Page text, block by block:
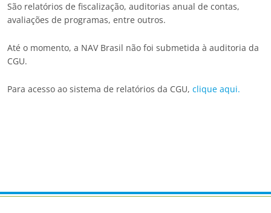
São relatórios de fiscalização, auditorias anual de contas,
avaliações de programas, entre outros.
Até o momento, a NAV Brasil não foi submetida à auditoria da
CGU.
Para acesso ao sistema de relatórios da CGU, clique aqui.